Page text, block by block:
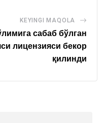
KEYINGI MAQOLA
сабаб бўлган
лицензияси бекор
қилинди